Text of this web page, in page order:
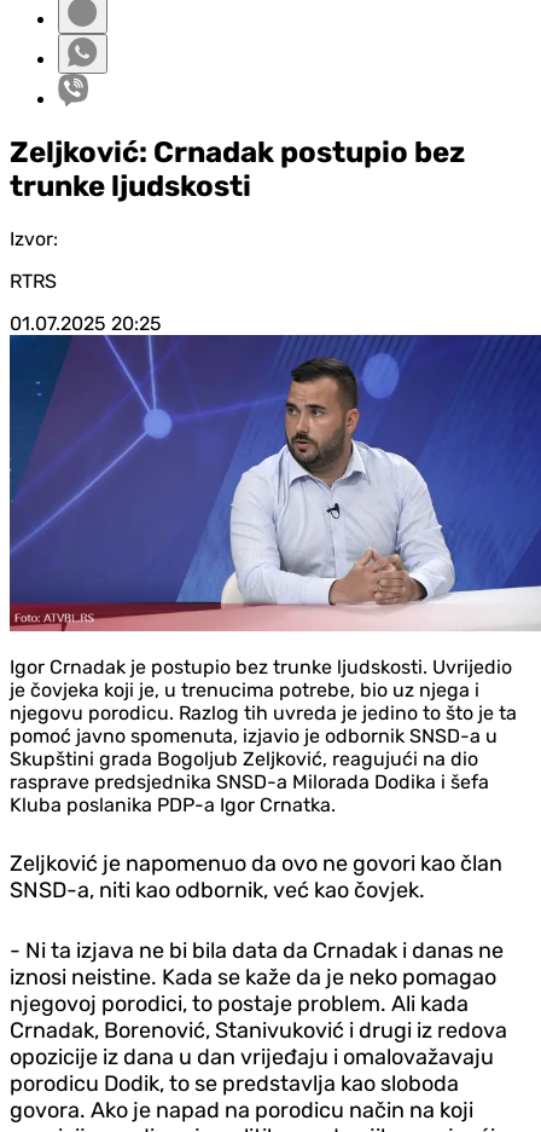
Zeljković: Crnadak postupio bez
trunke ljudskosti
Izvor:
RTRS
01.07.2025 20:25
Igor Crnadak je postupio bez trunke ljudskosti. Uvrijedio
je čovjeka koji je, u trenucima potrebe, bio uz njega i
njegovu porodicu. Razlog tih uvreda je jedino to što je ta
pomoć javno spomenuta, izjavio je odbornik SNSD-a u
Skupštini grada Bogoljub Zeljković, reagujući na dio
rasprave predsjednika SNSD-a Milorada Dodika i šefa
Kluba poslanika PDP-a Igor Crnatka.
Zeljković je napomenuo da ovo ne govori kao član
SNSD-a, niti kao odbornik, već kao čovjek.
- Ni ta izjava ne bi bila data da Crnadak i danas ne
iznosi neistine. Kada se kaže da je neko pomagao
njegovoj porodici, to postaje problem. Ali kada
Crnadak, Borenović, Stanivuković i drugi iz redova
opozicije iz dana u dan vrijeđaju i omalovažavaju
porodicu Dodik, to se predstavlja kao sloboda
govora. Ako je napad na porodicu način na koji